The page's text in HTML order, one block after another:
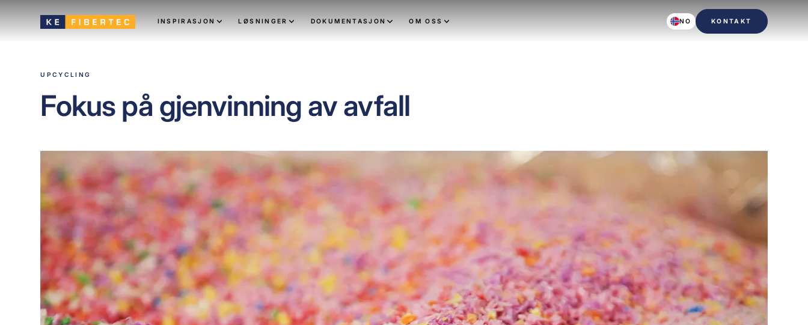
INSPIRASJON LØSNINGER DOKUMENTASJON OM OSS NO KONTAKT
UPCYCLING
Fokus på gjenvinning av avfall